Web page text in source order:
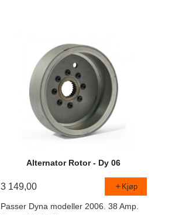
Alternator Rotor - Dy 06
3 149,00 Kjøp
Passer Dyna modeller 2006. 38 Amp.